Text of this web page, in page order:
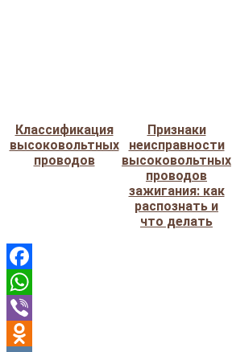
Классификация
высоковольтных
проводов
Признаки
неисправности
высоковольтных
проводов
зажигания: как
распознать и
что делать
Facebook
WhatsApp
Viber